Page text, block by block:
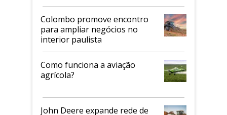
Colombo promove encontro
para ampliar negócios no
interior paulista
Como funciona a aviação
agrícola?
John Deere expande rede de